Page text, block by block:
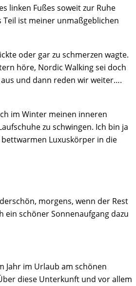
linken Fußes soweit zur Ruhe
ist meiner unmaßgeblichen
oder gar zu schmerzen wagte.
höre, Nordic Walking sei doch
und dann reden wir weiter….
im Winter meinen inneren
zu schwingen. Ich bin ja
Luxuskörper in die
morgens, wenn der Rest
ein schöner Sonnenaufgang dazu
Jahr im Urlaub am schönen
diese Unterkunft und vor allem